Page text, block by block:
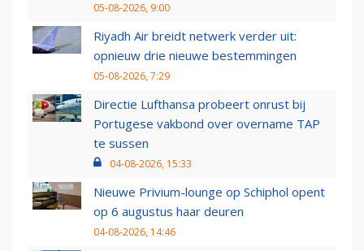
05-08-2026, 9:00
Riyadh Air breidt netwerk verder uit:
opnieuw drie nieuwe bestemmingen
05-08-2026, 7:29
Directie Lufthansa probeert onrust bij
Portugese vakbond over overname TAP
te sussen
04-08-2026, 15:33
Nieuwe Privium-lounge op Schiphol opent
op 6 augustus haar deuren
04-08-2026, 14:46